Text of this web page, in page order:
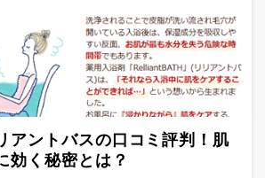
アントバスの口コミ評判！肌
効く秘密とは？